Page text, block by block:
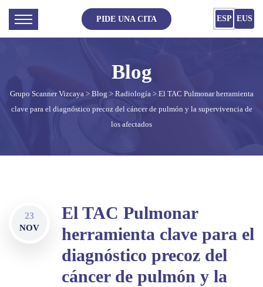
PIDE UNA CITA ESP EUS
Grupo Scanner Vizcaya> Blog > Radiología> El TAC Pulmonar herramienta
clave para el diagnóstico precoz del cáncer de pulmón y la supervivencia de
los afectados
23
NOV
El TAC Pulmonar
herramienta clave para el
diagnóstico precoz del
cáncer de pulmón y la